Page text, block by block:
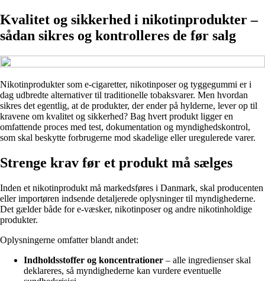
Kvalitet og sikkerhed i nikotinprodukter –
sådan sikres og kontrolleres de før salg
Nikotinprodukter som e-cigaretter, nikotinposer og tyggegummi er i
dag udbredte alternativer til traditionelle tobaksvarer. Men hvordan
sikres det egentlig, at de produkter, der ender på hylderne, lever op til
kravene om kvalitet og sikkerhed? Bag hvert produkt ligger en
omfattende proces med test, dokumentation og myndighedskontrol,
som skal beskytte forbrugerne mod skadelige eller uregulerede varer.
Strenge krav før et produkt må sælges
Inden et nikotinprodukt må markedsføres i Danmark, skal producenten
eller importøren indsende detaljerede oplysninger til myndighederne.
Det gælder både for e-væsker, nikotinposer og andre nikotinholdige
produkter.
Oplysningerne omfatter blandt andet:
Indholdsstoffer og koncentrationer – alle ingredienser skal
deklareres, så myndighederne kan vurdere eventuelle